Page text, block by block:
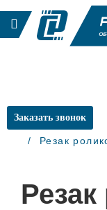
Заказать звонок
Главная
Резак